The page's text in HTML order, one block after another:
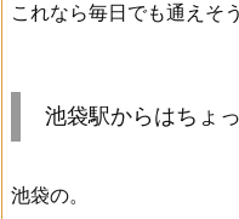
これなら毎日でも通えそ
池袋駅からはちょ
池袋の。